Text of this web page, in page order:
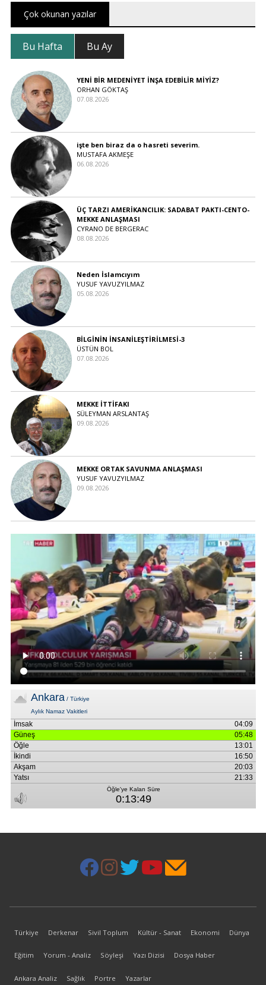
Çok okunan yazılar
Bu Hafta Bu Ay
YENİ BİR MEDENİYET İNŞA EDEBİLİR MİYİZ?
ORHAN GÖKTAŞ
07.08.2026
işte ben biraz da o hasreti severim.
MUSTAFA AKMEŞE
06.08.2026
ÜÇ TARZI AMERİKANCILIK: SADABAT PAKTI-CENTO-
MEKKE ANLAŞMASI
CYRANO DE BERGERAC
08.08.2026
Neden İslamcıyım
YUSUF YAVUZYILMAZ
05.08.2026
BİLGİNİN İNSANİLEŞTİRİLMESİ-3
ÜSTÜN BOL
07.08.2026
MEKKE İTTİFAKI
SÜLEYMAN ARSLANTAŞ
09.08.2026
MEKKE ORTAK SAVUNMA ANLAŞMASI
YUSUF YAVUZYILMAZ
09.08.2026
Türkiye Derkenar Sivil Toplum Kültür - Sanat Ekonomi Dünya
Eğitim Yorum - Analiz Söyleşi Yazı Dizisi Dosya Haber
Ankara Analiz Sağlık Portre Yazarlar